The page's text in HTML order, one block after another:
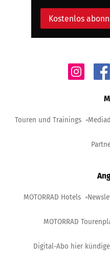
Kostenlos
Touren und Trainings
MOTORRAD Hotels
MOTORRAD
Digital-Abo hier